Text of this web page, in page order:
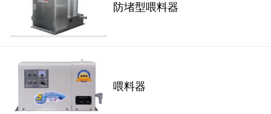
防堵型喂料器
喂料器